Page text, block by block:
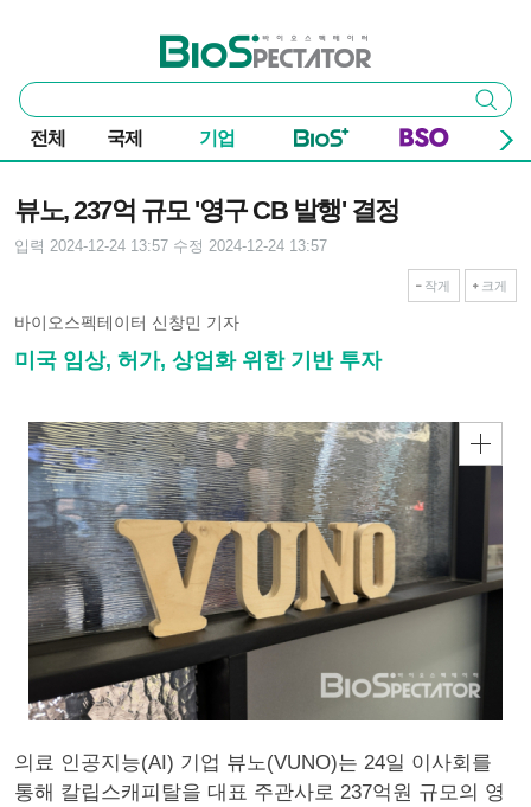
바이오스펙테이터
통
합
검
색
검색
전체 국제 기업
뷰노, 237억 규모 '영구 CB 발행' 결정
입력 2024-12-24 13:57 수정 2024-12-24 13:57
작게 크게
바이오스펙테이터 신창민 기자
미국 임상, 허가, 상업화 위한 기반 투자
의료 인공지능(AI) 기업 뷰노(VUNO)는 24일 이사회를
통해 칼립스캐피탈을 대표 주관사로 237억원 규모의 영